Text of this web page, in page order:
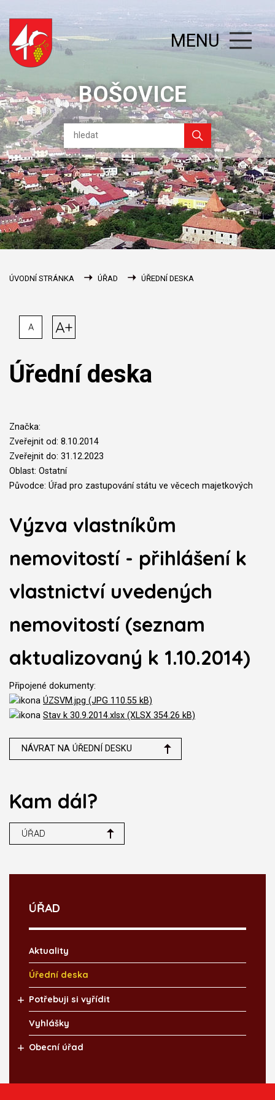
BOŠOVICE
MENU
ÚVODNÍ STRÁNKA ÚŘAD ÚŘEDNÍ DESKA
A A+
Úřední deska
Značka:
Zveřejnit od: 8.10.2014
Zveřejnit do: 31.12.2023
Oblast: Ostatní
Původce: Úřad pro zastupování státu ve věcech majetkových
Výzva vlastníkům
nemovitostí - přihlášení k
vlastnictví uvedených
nemovitostí (seznam
aktualizovaný k 1.10.2014)
Připojené dokumenty:
ÚZSVM.jpg (JPG 110.55 kB)
Stav k 30.9.2014.xlsx (XLSX 354.26 kB)
NÁVRAT NA ÚŘEDNÍ DESKU
Kam dál?
ÚŘAD
ÚŘAD
Aktuality
Úřední deska
Potřebuji si vyřídit
Vyhlášky
Obecní úřad